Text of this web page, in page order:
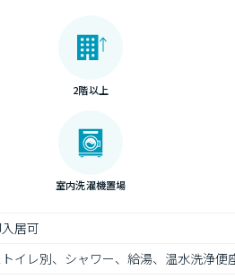
2階以上
室内洗濯機置場
居可
イレ別、シャワー、給湯、温水洗浄便